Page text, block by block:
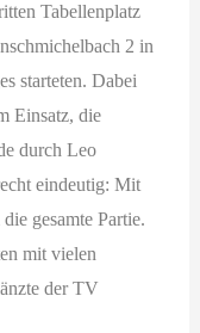
Tabellenplatz
2 in
starteten. Dabei
Einsatz, die
durch Leo
eindeutig: Mit
gesamte Partie.
mit vielen
der TV